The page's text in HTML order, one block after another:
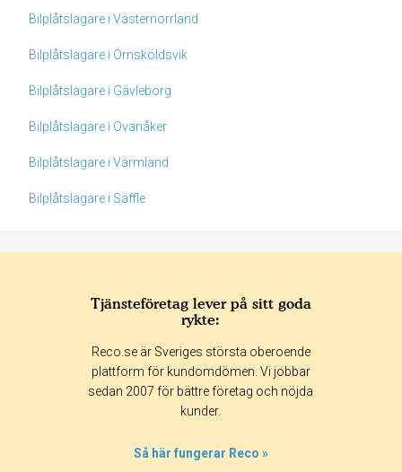
Bilplåtslagare i Västernorrland
Bilplåtslagare i Örnsköldsvik
Bilplåtslagare i Gävleborg
Bilplåtslagare i Ovanåker
Bilplåtslagare i Värmland
Bilplåtslagare i Säffle
365 dagar 90 dagar
30 dagar
Tjänsteföretag lever på sitt goda
rykte:
Reco.se är Sveriges största oberoende
plattform för kundomdömen. Vi jobbar
sedan 2007 för bättre företag och nöjda
kunder.
Så här fungerar Reco »